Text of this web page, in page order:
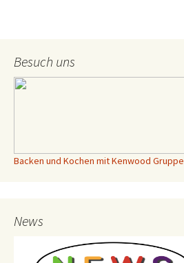
Besuch uns
Backen und Kochen mit Kenwood Gruppe
News